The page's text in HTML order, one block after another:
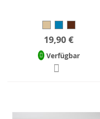
19,90 €
Verfügbar